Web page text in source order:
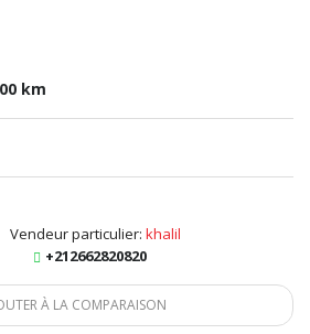
km
Vendeur particulier: khalil
+212662820820
À LA COMPARAISON